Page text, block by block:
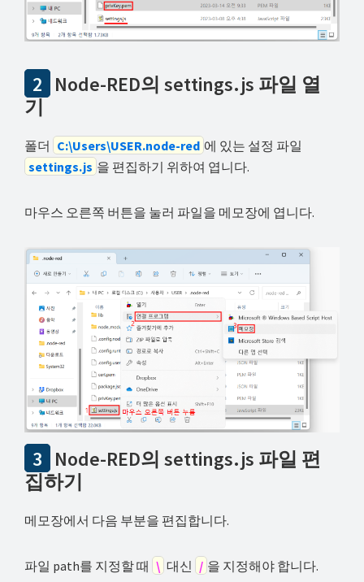
2 Node-RED의 settings.js 파일 열
기
폴더 C:\Users\USER.node-red 에 있는 설정 파일
settings.js 을 편집하기 위하여 엽니다.
마우스 오른쪽 버튼을 눌러 파일을 메모장에 엽니다.
3 Node-RED의 settings.js 파일 편
집하기
메모장에서 다음 부분을 편집합니다.
파일 path를 지정할 때 \ 대신 / 을 지정해야 합니다.